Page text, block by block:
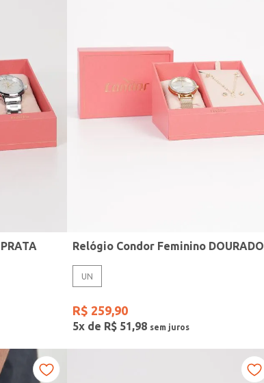
Relógio Condor Feminino DOURADO
UN
R$ 259,90
5x de R$ 51,98